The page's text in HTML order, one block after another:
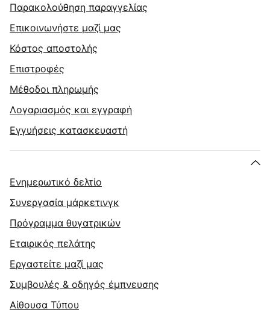
Παρακολούθηση παραγγελίας
Επικοινωνήστε μαζί μας
Κόστος αποστολής
Επιστροφές
Μέθοδοι πληρωμής
Λογαριασμός και εγγραφή
Εγγυήσεις κατασκευαστή
Ενημερωτικό δελτίο
Συνεργασία μάρκετινγκ
Πρόγραμμα θυγατρικών
Εταιρικός πελάτης
Εργαστείτε μαζί μας
Συμβουλές & οδηγός έμπνευσης
Αίθουσα Τύπου